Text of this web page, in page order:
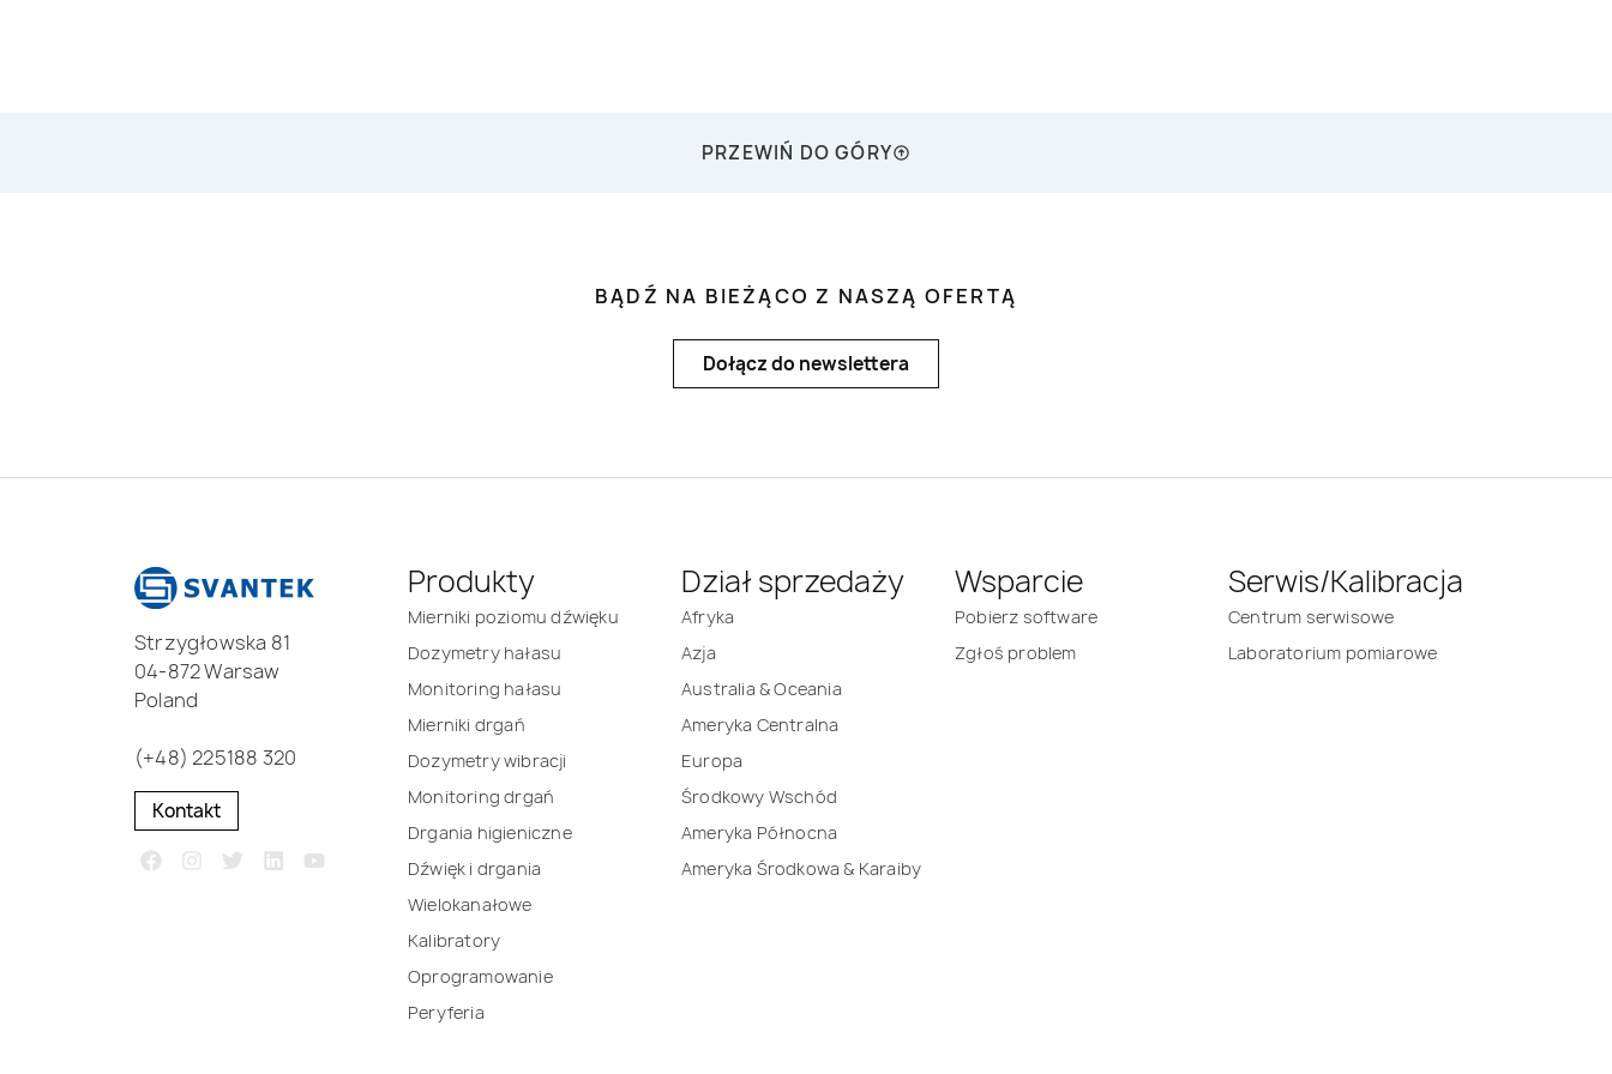
PRZEWIŃ DO GÓRY
BĄDŹ NA BIEŻĄCO Z NASZĄ OFERTĄ
Dołącz do newslettera
Strzygłowska 81
04-872 Warsaw
Poland
(+48) 225188 320
Kontakt
Produkty
Mierniki poziomu dźwięku
Dozymetry hałasu
Monitoring hałasu
Mierniki drgań
Dozymetry wibracji
Monitoring drgań
Drgania higieniczne
Dźwięk i drgania
Wielokanałowe
Kalibratory
Oprogramowanie
Peryferia
Dział sprzedaży
Afryka
Azja
Australia & Oceania
Ameryka Centralna
Europa
Środkowy Wschód
Ameryka Północna
Ameryka Środkowa & Karaiby
Wsparcie
Pobierz software
Zgłoś problem
Serwis/Kalibracja
Centrum serwisowe
Laboratorium pomiarowe